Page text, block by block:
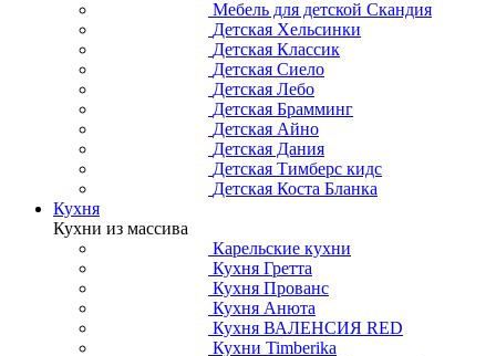
Мебель для детской Скандия
Детская Хельсинки
Детская Классик
Детская Сиело
Детская Лебо
Детская Брамминг
Детская Айно
Детская Дания
Детская Тимберс кидс
Детская Коста Бланка
Кухня
Кухни из массива
Карельские кухни
Кухня Гретта
Кухня Прованс
Кухня Анюта
Кухня ВАЛЕНСИЯ RED
Кухни Timberika